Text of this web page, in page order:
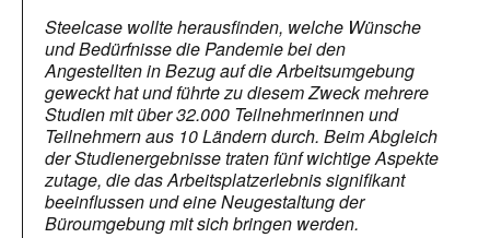
Steelcase wollte herausfinden, welche Wünsche
und Bedürfnisse die Pandemie bei den
Angestellten in Bezug auf die Arbeitsumgebung
geweckt hat und führte zu diesem Zweck mehrere
Studien mit über 32.000 Teilnehmerinnen und
Teilnehmern aus 10 Ländern durch. Beim Abgleich
der Studienergebnisse traten fünf wichtige Aspekte
zutage, die das Arbeitsplatzerlebnis signifikant
beeinflussen und eine Neugestaltung der
Büroumgebung mit sich bringen werden.